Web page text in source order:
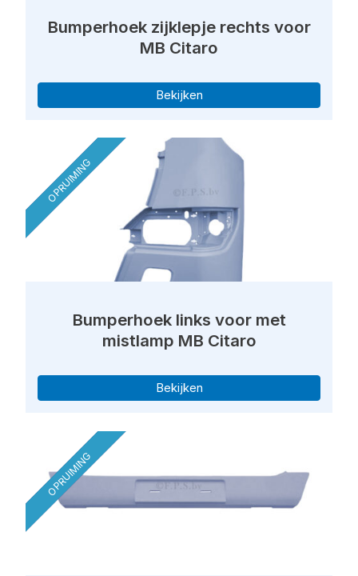
Bumperhoek zijklepje rechts voor
MB Citaro
Bekijken
OPRUIMING
Bumperhoek links voor met
mistlamp MB Citaro
Bekijken
OPRUIMING